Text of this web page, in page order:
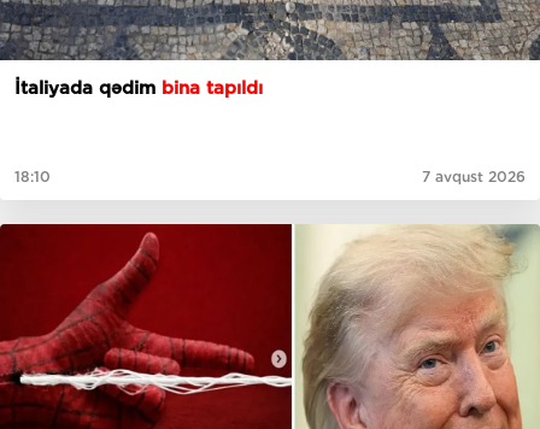
İtaliyada qədim bina tapıldı
18:10 7 avqust 2026